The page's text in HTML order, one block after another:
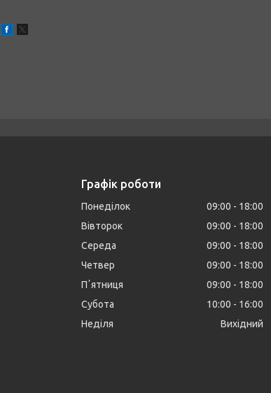
Графік роботи
Понеділок 09:00
18:00
Вівторок
09:00
18:00
Середа
09:00
18:00
Четвер
09:00
18:00
Пʼятниця
09:00
18:00
Субота
10:00
16:00
Неділя
Вихідний